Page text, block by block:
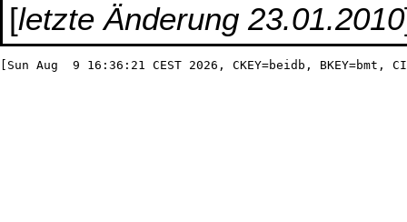
[letzte Änderung 23.01.2010